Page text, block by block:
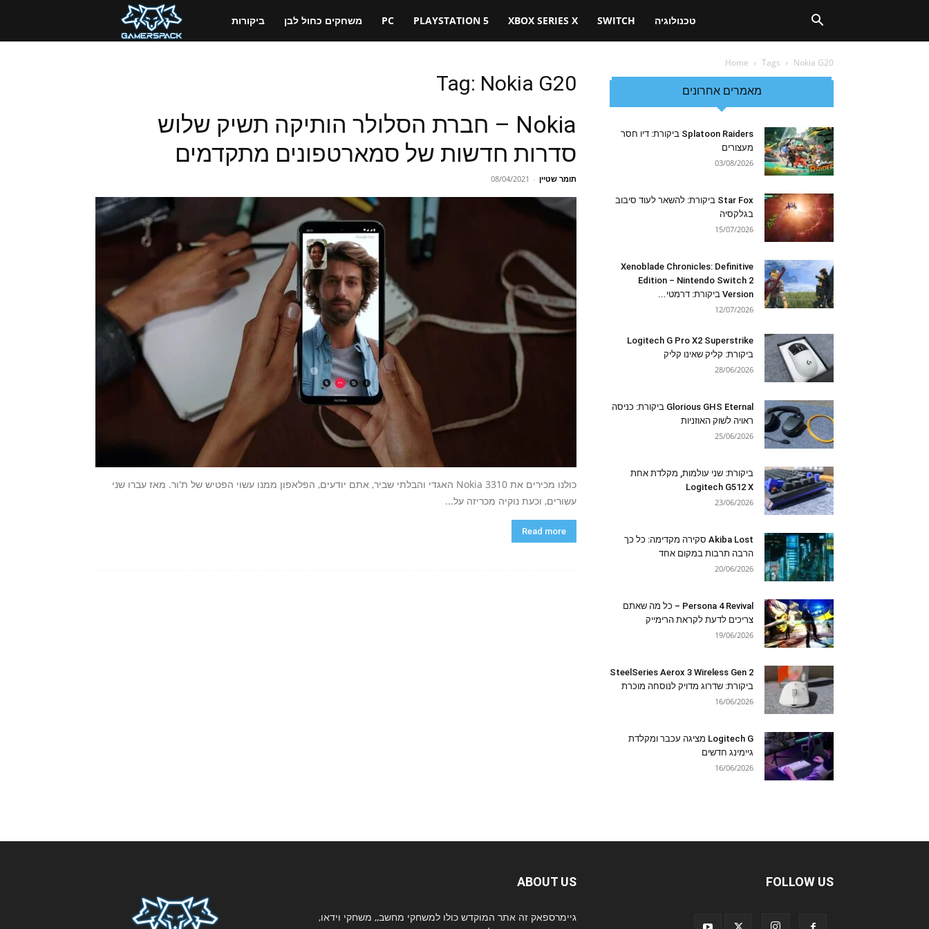
ביקורות משחקים כחול לבן PC PLAYSTATION 5 XBOX SERIES X SWITCH טכנולוגיה
Home Tags Nokia G20
Tag: Nokia G20
Nokia – חברת הסלולר הותיקה תשיק שלוש
סדרות חדשות של סמארטפונים מתקדמים
תומר שטיין -
08/04/2021
כולנו מכירים את Nokia 3310 האגדי והבלתי שביר, אתם יודעים, הפלאפון ממנו עשוי הפטיש של ת'ור. מאז עברו שני
עשורים, וכעת נוקיה מכריזה על...
Read more
מאמרים אחרונים
Splatoon Raiders ביקורת: דיו חסר
מעצורים
03/08/2026
Star Fox ביקורת: להשאר לעוד סיבוב
בגלקסיה
15/07/2026
Xenoblade Chronicles: Definitive
Edition – Nintendo Switch 2
Version ביקורת: דרמטי...
12/07/2026
Logitech G Pro X2 Superstrike
ביקורת: קליק שאינו קליק
28/06/2026
Glorious GHS Eternal ביקורת: כניסה
ראויה לשוק האוזניות
25/06/2026
ביקורת: שני עולמות, מקלדת אחת
Logitech G512 X
23/06/2026
Akiba Lost סקירה מקדימה: כל כך
הרבה תרבות במקום אחד
20/06/2026
Persona 4 Revival – כל מה שאתם
צריכים לדעת לקראת הרימייק
19/06/2026
SteelSeries Aerox 3 Wireless Gen 2
ביקורת: שדרוג מדויק לנוסחה מוכרת
16/06/2026
Logitech G מציגה עכבר ומקלדת
גיימינג חדשים
16/06/2026
ABOUT US
גיימרספאק זה אתר המוקדש כולו למשחקי מחשב,, משחקי וידאו,
FOLLOW US